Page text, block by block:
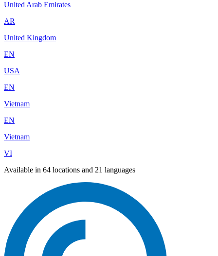
United Arab Emirates
AR
United Kingdom
EN
USA
EN
Vietnam
EN
Vietnam
VI
Available in 64 locations and 21 languages